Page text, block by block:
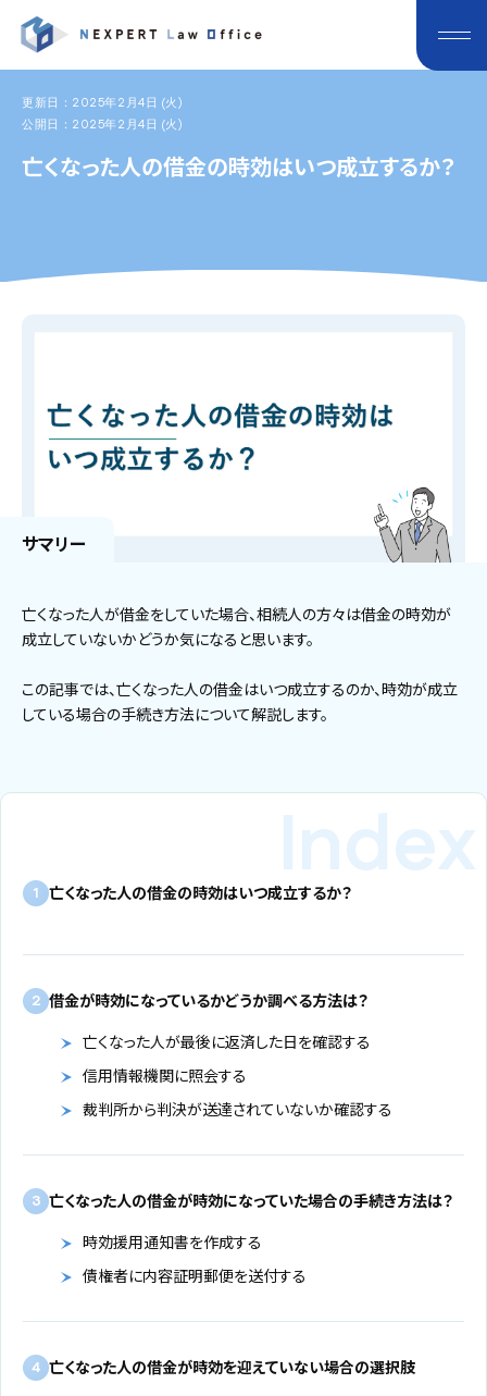
更新日：2025年2月4日 (火)
公開日：2025年2月4日 (火)
亡くなった人の借金の時効はいつ成立するか？
サマリー
亡くなった人が借金をしていた場合、相続人の方々は借金の時効が
成立していないかどうか気になると思います。
この記事では、亡くなった人の借金はいつ成立するのか、時効が成立
している場合の手続き方法について解説します。
1 亡くなった人の借金の時効はいつ成立するか？
2 借金が時効になっているかどうか調べる方法は？
亡くなった人が最後に返済した日を確認する
信用情報機関に照会する
裁判所から判決が送達されていないか確認する
3 亡くなった人の借金が時効になっていた場合の手続き方法は？
時効援用通知書を作成する
債権者に内容証明郵便を送付する
4 亡くなった人の借金が時効を迎えていない場合の選択肢